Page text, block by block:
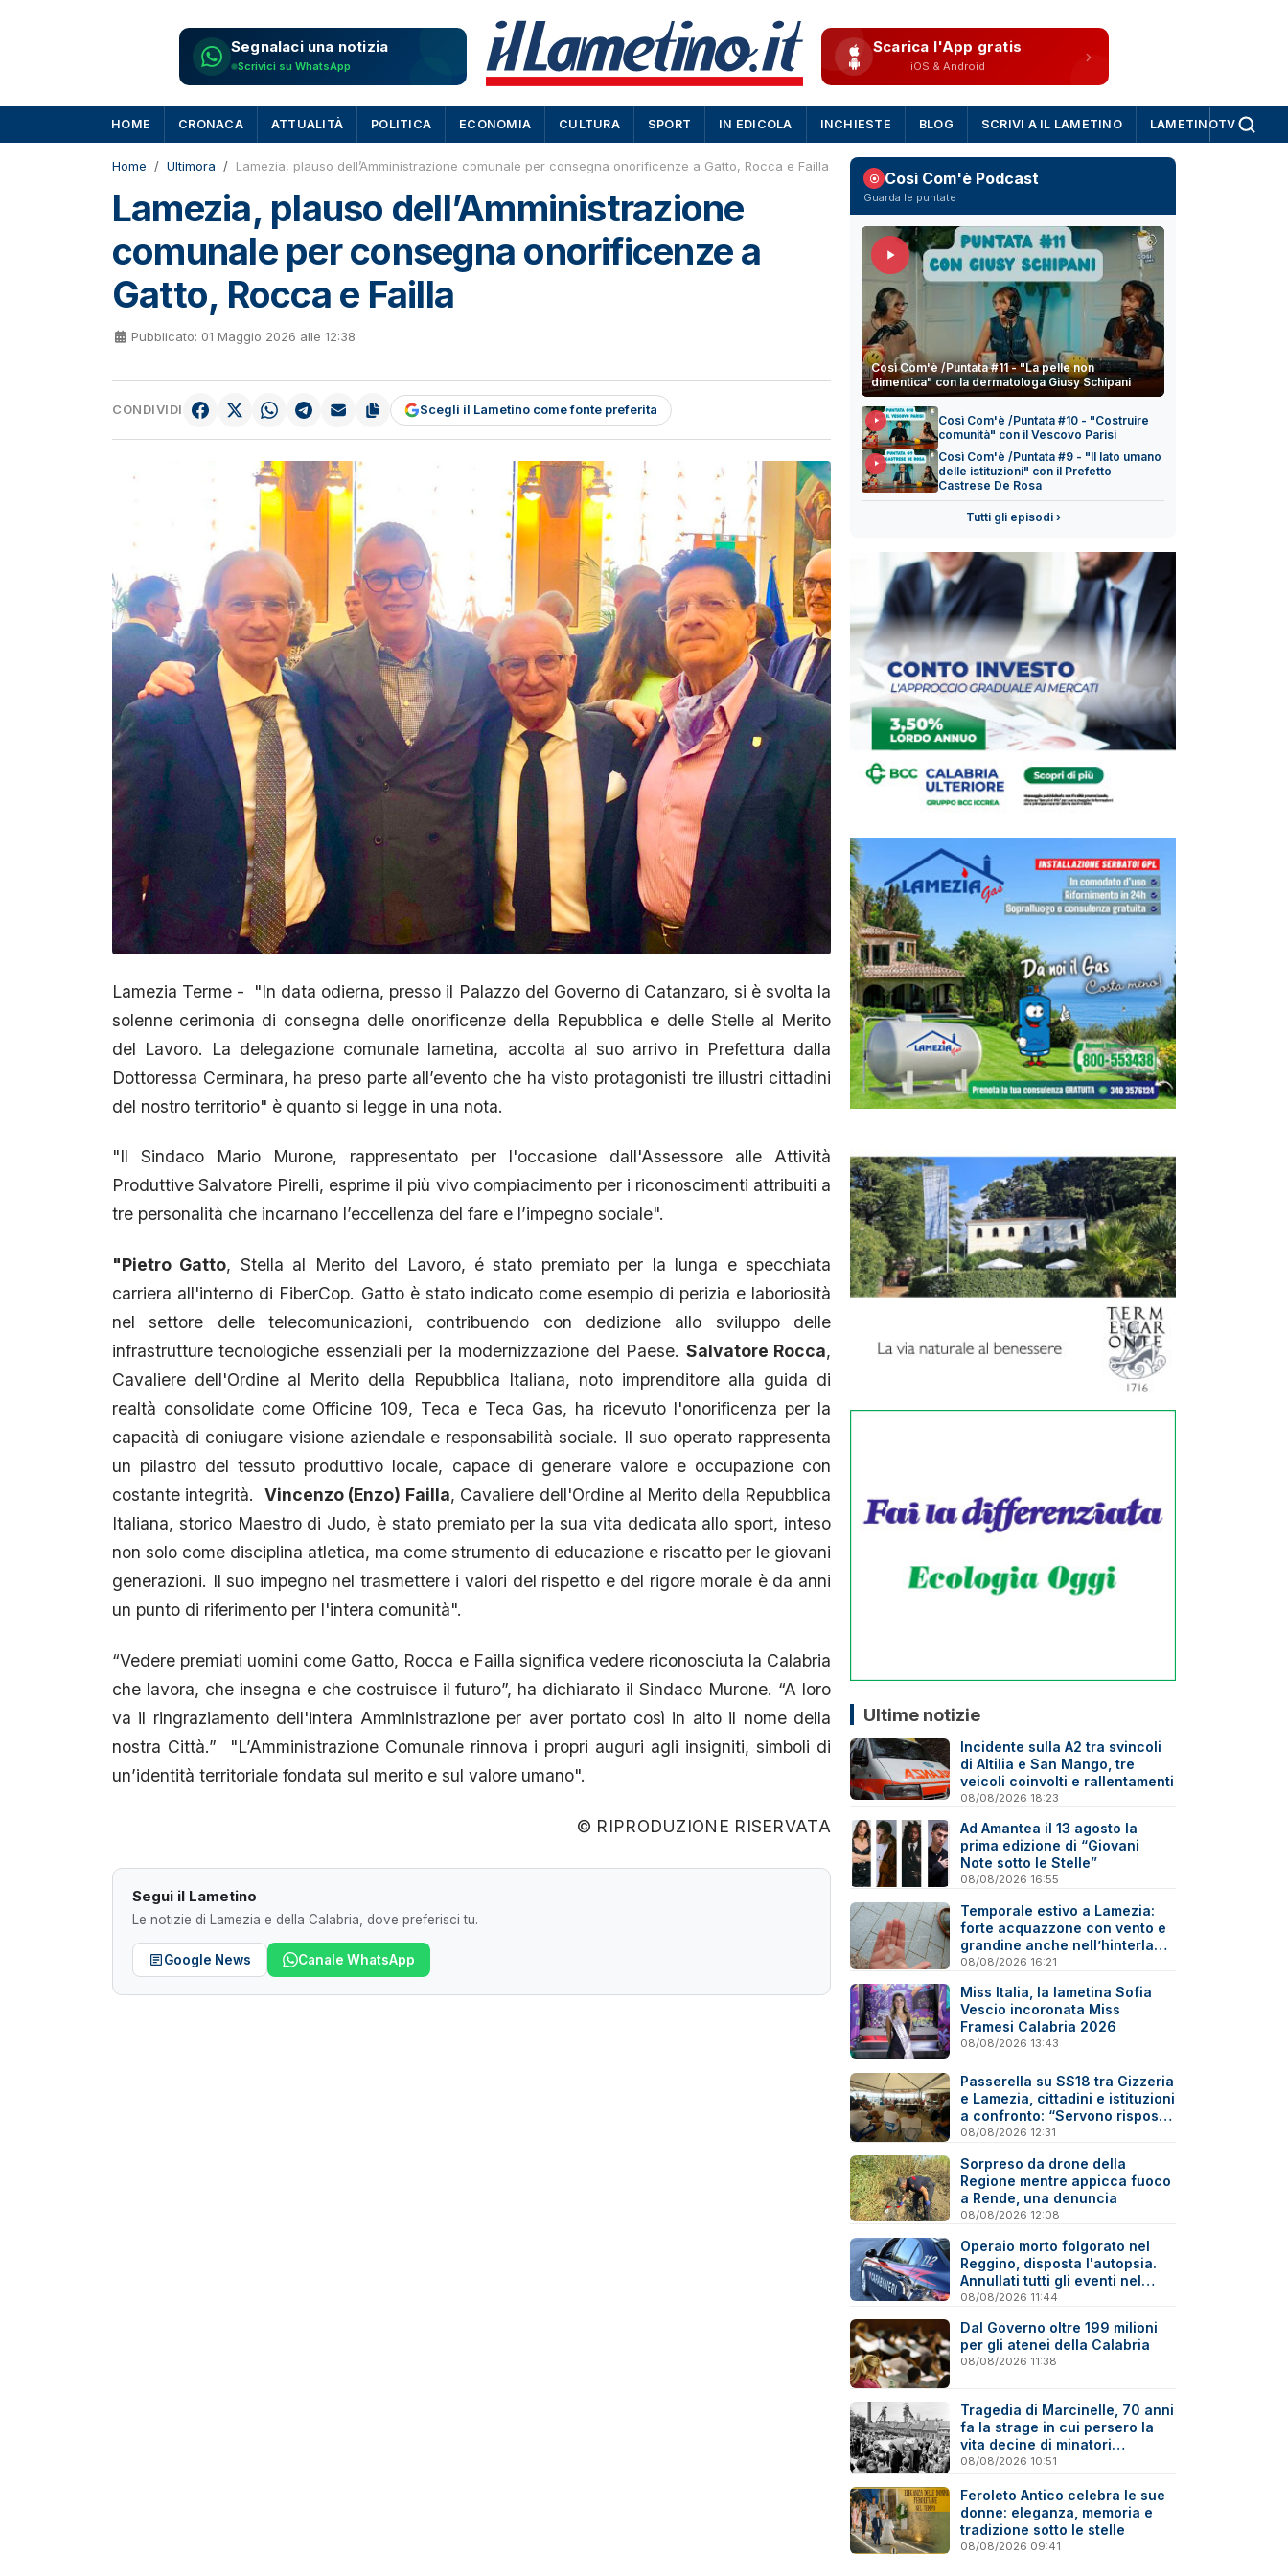
Segnalaci una notizia
Scrivici su WhatsApp
Scarica l'App gratis
iOS & Android
HOME CRONACA ATTUALITÀ POLITICA ECONOMIA CULTURA SPORT IN EDICOLA INCHIESTE BLOG SCRIVI A IL LAMETINO LAMETINOTV
Home Ultimora Lamezia, plauso dell’Amministrazione comunale per consegna onorificenze a Gatto, Rocca e Failla
Lamezia, plauso dell’Amministrazione
comunale per consegna onorificenze a
Gatto, Rocca e Failla
Pubblicato: 01 Maggio 2026 alle 12:38
CONDIVIDI Scegli il Lametino come fonte preferita
Lamezia Terme - "In data odierna, presso il Palazzo del Governo di Catanzaro, si è svolta la
solenne cerimonia di consegna delle onorificenze della Repubblica e delle Stelle al Merito
del Lavoro. La delegazione comunale lametina, accolta al suo arrivo in Prefettura dalla
Dottoressa Cerminara, ha preso parte all’evento che ha visto protagonisti tre illustri cittadini
del nostro territorio" è quanto si legge in una nota.
"Il Sindaco Mario Murone, rappresentato per l'occasione dall'Assessore alle Attività
Produttive Salvatore Pirelli, esprime il più vivo compiacimento per i riconoscimenti attribuiti a
tre personalità che incarnano l’eccellenza del fare e l’impegno sociale".
"Pietro Gatto, Stella al Merito del Lavoro, é stato premiato per la lunga e specchiata
carriera all'interno di FiberCop. Gatto è stato indicato come esempio di perizia e laboriosità
nel settore delle telecomunicazioni, contribuendo con dedizione allo sviluppo delle
infrastrutture tecnologiche essenziali per la modernizzazione del Paese. Salvatore Rocca,
Cavaliere dell'Ordine al Merito della Repubblica Italiana, noto imprenditore alla guida di
realtà consolidate come Officine 109, Teca e Teca Gas, ha ricevuto l'onorificenza per la
capacità di coniugare visione aziendale e responsabilità sociale. Il suo operato rappresenta
un pilastro del tessuto produttivo locale, capace di generare valore e occupazione con
costante integrità.Vincenzo (Enzo) Failla, Cavaliere dell'Ordine al Merito della Repubblica
Italiana, storico Maestro di Judo, è stato premiato per la sua vita dedicata allo sport, inteso
non solo come disciplina atletica, ma come strumento di educazione e riscatto per le giovani
generazioni. Il suo impegno nel trasmettere i valori del rispetto e del rigore morale è da anni
un punto di riferimento per l'intera comunità".
“Vedere premiati uomini come Gatto, Rocca e Failla significa vedere riconosciuta la Calabria
che lavora, che insegna e che costruisce il futuro”, ha dichiarato il Sindaco Murone. “A loro
va il ringraziamento dell'intera Amministrazione per aver portato così in alto il nome della
nostra Città.” "L’Amministrazione Comunale rinnova i propri auguri agli insigniti, simboli di
un’identità territoriale fondata sul merito e sul valore umano".
© RIPRODUZIONE RISERVATA
Segui il Lametino
Le notizie di Lamezia e della Calabria, dove preferisci tu.
Google News Canale WhatsApp
Così Com'è Podcast
Guarda le puntate
Così Com'è /Puntata #11 - "La pelle non
dimentica" con la dermatologa Giusy Schipani
Così Com'è /Puntata #10 - "Costruire
comunità" con il Vescovo Parisi
Così Com'è /Puntata #9 - "Il lato umano
delle istituzioni" con il Prefetto
Castrese De Rosa
Tutti gli episodi ›
Ultime notizie
Incidente sulla A2 tra svincoli
di Altilia e San Mango, tre
veicoli coinvolti e rallentamenti
08/08/2026 18:23
Ad Amantea il 13 agosto la
prima edizione di “Giovani
Note sotto le Stelle”
08/08/2026 16:55
Temporale estivo a Lamezia:
forte acquazzone con vento e
grandine anche nell’hinterland
- Video
08/08/2026 16:21
Miss Italia, la lametina Sofia
Vescio incoronata Miss
Framesi Calabria 2026
08/08/2026 13:43
Passerella su SS18 tra Gizzeria
e Lamezia, cittadini e istituzioni
a confronto: “Servono risposte
e tempi certi”
08/08/2026 12:31
Sorpreso da drone della
Regione mentre appicca fuoco
a Rende, una denuncia
08/08/2026 12:08
Operaio morto folgorato nel
Reggino, disposta l'autopsia.
Annullati tutti gli eventi nel
paese della tragedia
08/08/2026 11:44
Dal Governo oltre 199 milioni
per gli atenei della Calabria
08/08/2026 11:38
Tragedia di Marcinelle, 70 anni
fa la strage in cui persero la
vita decine di minatori
calabresi
08/08/2026 10:51
Feroleto Antico celebra le sue
donne: eleganza, memoria e
tradizione sotto le stelle
08/08/2026 09:41